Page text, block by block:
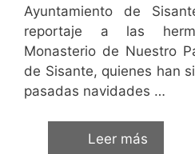
Ayuntamiento de
reportaje a las
Monasterio de Nuestro
de Sisante, quienes han
pasadas navidades …
Leer más